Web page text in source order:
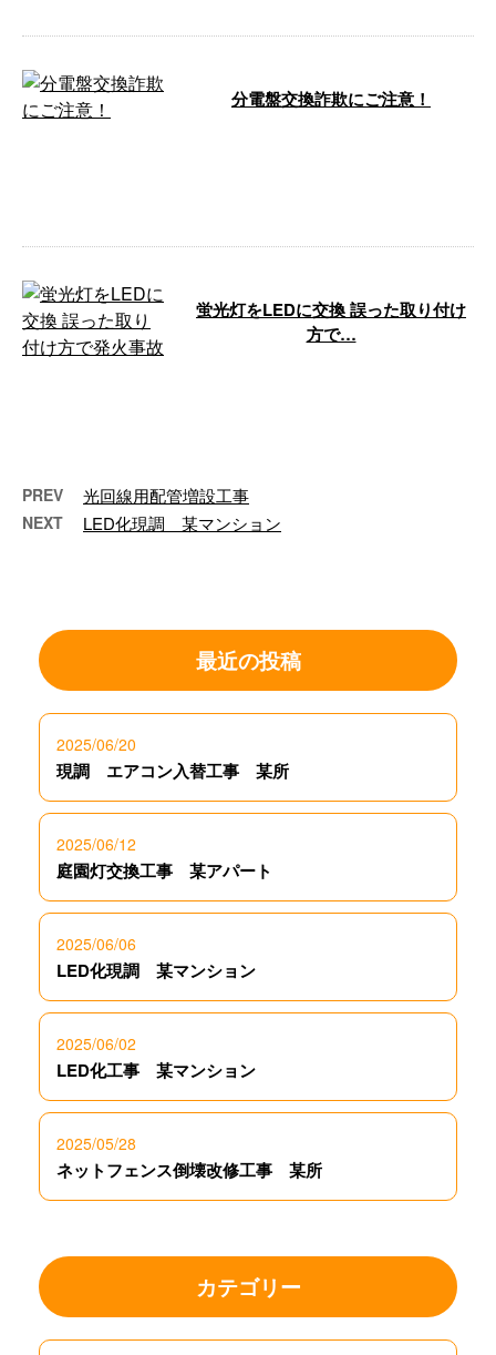
分電盤交換詐欺にご注意！
蛍光灯をLEDに交換 誤った取り付け
方で…
PREV 光回線用配管増設工事
NEXT LED化現調 某マンション
最近の投稿
2025/06/20
現調 エアコン入替工事 某所
2025/06/12
庭園灯交換工事 某アパート
2025/06/06
LED化現調 某マンション
2025/06/02
LED化工事 某マンション
2025/05/28
ネットフェンス倒壊改修工事 某所
カテゴリー